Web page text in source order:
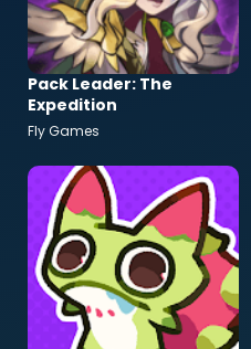
Pack Leader: The
Expedition
Fly Games